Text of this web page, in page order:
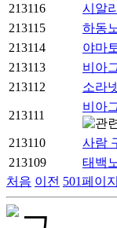
213116
시알
213115
하동
213114
야마
213113
비아
213112
소라
213111
비아
213110
사람
213109
태백
처음 이전 501페이지